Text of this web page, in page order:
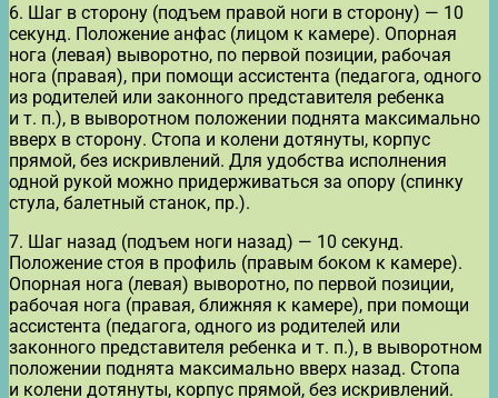
6. Шаг в сторону (подъем правой ноги в сторону) — 10
секунд. Положение анфас (лицом к камере). Опорная
нога (левая) выворотно, по первой позиции, рабочая
нога (правая), при помощи ассистента (педагога, одного
из родителей или законного представителя ребенка
и т. п.), в выворотном положении поднята максимально
вверх в сторону. Стопа и колени дотянуты, корпус
прямой, без искривлений. Для удобства исполнения
одной рукой можно придерживаться за опору (спинку
стула, балетный станок, пр.).
7. Шаг назад (подъем ноги назад) — 10 секунд.
Положение стоя в профиль (правым боком к камере).
Опорная нога (левая) выворотно, по первой позиции,
рабочая нога (правая, ближняя к камере), при помощи
ассистента (педагога, одного из родителей или
законного представителя ребенка и т. п.), в выворотном
положении поднята максимально вверх назад. Стопа
и колени дотянуты, корпус прямой, без искривлений.